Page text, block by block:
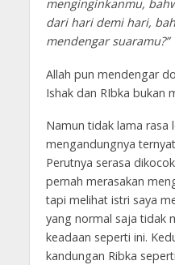
menginginkanmu,
dari hari demi hari,
mendengar suaramu?”
Allah pun mendengar
Ishak dan RIbka bukan
Namun tidak lama rasa
mengandungnya
Perutnya serasa
pernah merasakan
tapi melihat istri saya
yang normal saja tidak
keadaan seperti ini.
kandungan Ribka